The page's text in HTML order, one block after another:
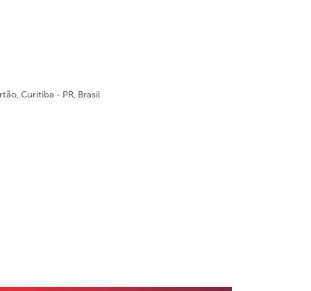
Curitiba - PR, Brasil